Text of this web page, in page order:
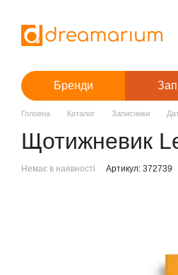
Бренди
Головна Каталог Записники
Щотижневик
Немає в наявності Артикул: 372739